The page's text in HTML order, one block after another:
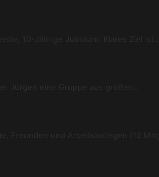
10-Jährige Jubiläum. Klares Ziel ist…
Jürgen eine Gruppe aus großen…
Freunden und Arbeitskollegen (12